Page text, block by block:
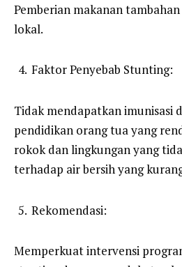
Pemberian makanan
lokal.
Faktor Penyebab Stunting:
Tidak mendapatkan imunisasi
pendidikan orang tua yang
rokok dan lingkungan yang
terhadap air bersih yang
Rekomendasi:
Memperkuat intervensi